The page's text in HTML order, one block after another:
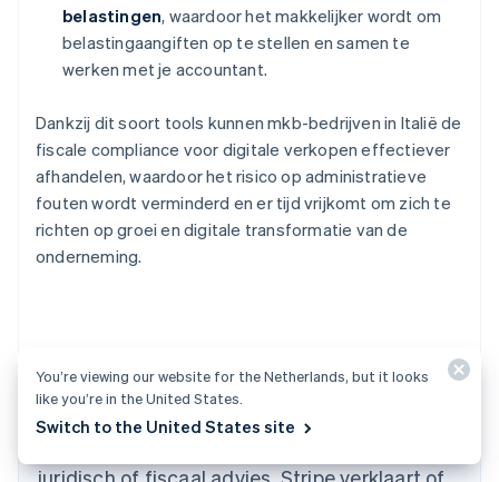
belastingen, waardoor het makkelijker wordt om
belastingaangiften op te stellen en samen te
werken met je accountant.
Dankzij dit soort tools kunnen mkb-bedrijven in Italië de
fiscale compliance voor digitale verkopen effectiever
afhandelen, waardoor het risico op administratieve
fouten wordt verminderd en er tijd vrijkomt om zich te
richten op groei en digitale transformatie van de
onderneming.
De inhoud van dit artikel is uitsluitend bedoeld
voor algemene informatieve en educatieve
België
Nederlands Français Deutsch
Brazilië
PortuguêsEnglish
Bulgarije
You’re viewing our website for the Netherlands, but it looks
like you’re in the United States.
Switch to the United States site